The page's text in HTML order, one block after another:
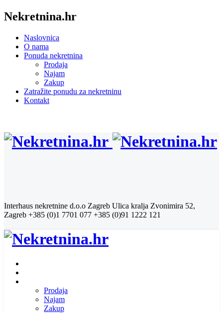
Nekretnina.hr
Naslovnica
O nama
Ponuda nekretnina
Prodaja
Najam
Zakup
Zatražite ponudu za nekretninu
Kontakt
Interhaus nekretnine d.o.o Zagreb Ulica kralja Zvonimira 52,
Zagreb +385 (0)1 7701 077 +385 (0)91 1222 121
Prodaja
Najam
Zakup